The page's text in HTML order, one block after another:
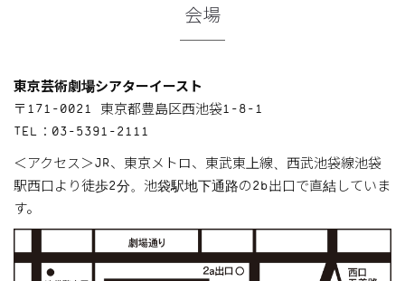
会場
東京芸術劇場シアターイースト
〒171-0021 東京都豊島区西池袋1-8-1
TEL：03-5391-2111
＜アクセス＞JR、東京メトロ、東武東上線、西武池袋線池袋
駅西口より徒歩2分。池袋駅地下通路の2b出口で直結していま
す。